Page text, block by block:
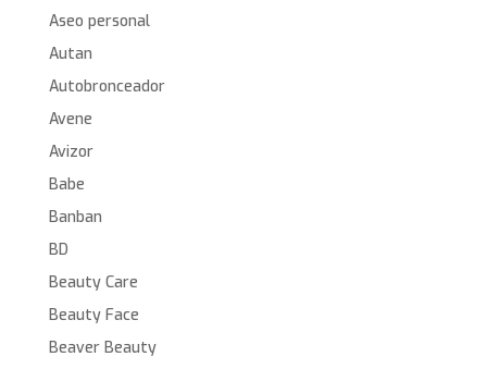
Aseo personal
Autan
Autobronceador
Avene
Avizor
Babe
Banban
BD
Beauty Care
Beauty Face
Beaver Beauty